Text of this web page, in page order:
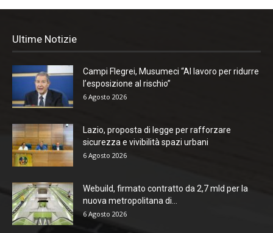
Ultime Notizie
Campi Flegrei, Musumeci “Al lavoro per ridurre
l’esposizione al rischio”
6 Agosto 2026
Lazio, proposta di legge per rafforzare
sicurezza e vivibilità spazi urbani
6 Agosto 2026
Webuild, firmato contratto da 2,7 mld per la
nuova metropolitana di...
6 Agosto 2026